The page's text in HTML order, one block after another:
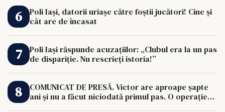
Poli Iași, datorii uriașe către foștii jucători! Cine și
cât are de încasat
Poli Iași răspunde acuzațiilor: „Clubul era la un pas
de dispariție. Nu rescrieți istoria!”
COMUNICAT DE PRESĂ. Victor are aproape șapte
ani și nu a făcut niciodată primul pas. O operație